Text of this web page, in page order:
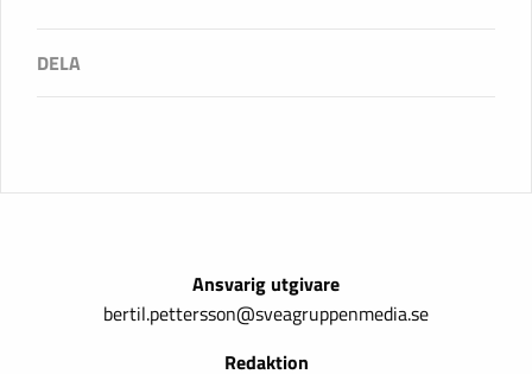
Ansvarig utgivare
bertil.pettersson@sveagruppenmedia.se
Redaktion